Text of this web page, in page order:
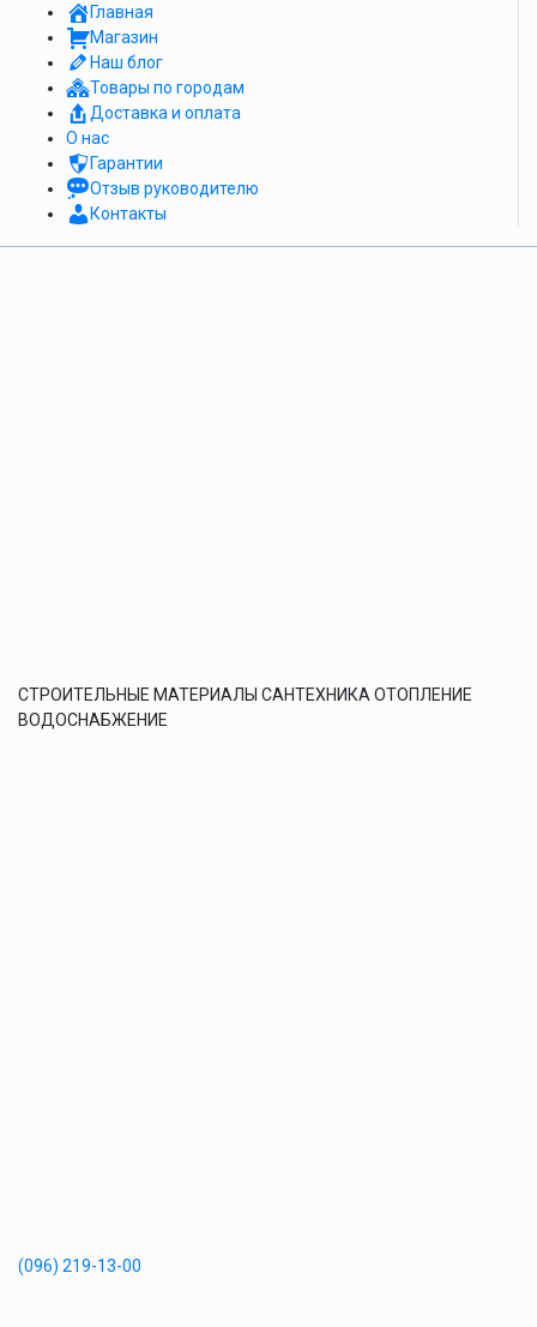
Главная
Магазин
Наш блог
Товары по городам
Доставка и оплата
О нас
Гарантии
Отзыв руководителю
Контакты
СТРОИТЕЛЬНЫЕ МАТЕРИАЛЫ САНТЕХНИКА ОТОПЛЕНИЕ
ВОДОСНАБЖЕНИЕ
(096) 219-13-00